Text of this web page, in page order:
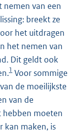
nemen van een
breekt ze
het uitdragen
het nemen van
Dit geldt ook
1 Voor sommige
de moeilijkste
van de
hebben moeten
kan maken, is